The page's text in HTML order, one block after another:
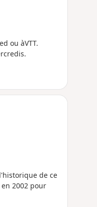
ou àVTT.
de ce
2002 pour